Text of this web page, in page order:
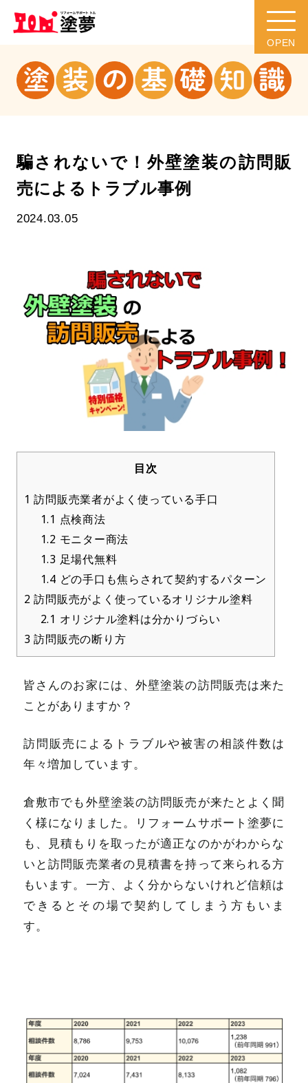
騙されないで！外壁塗装の訪問販
売によるトラブル事例
2024.03.05
目次
1 訪問販売業者がよく使っている手口
1.1 点検商法
1.2 モニター商法
1.3 足場代無料
1.4 どの手口も焦らされて契約するパターン
2 訪問販売がよく使っているオリジナル塗料
2.1 オリジナル塗料は分かりづらい
3 訪問販売の断り方
皆さんのお家には、外壁塗装の訪問販売は来た
ことがありますか？
訪問販売によるトラブルや被害の相談件数は
年々増加しています。
倉敷市でも外壁塗装の訪問販売が来たとよく聞
く様になりました。リフォームサポート塗夢に
も、見積もりを取ったが適正なのかがわからな
いと訪問販売業者の見積書を持って来られる方
もいます。一方、よく分からないけれど信頼は
できるとその場で契約してしまう方もいま